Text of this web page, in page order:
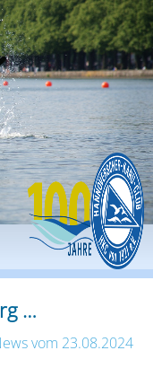
…
vom 23.08.2024